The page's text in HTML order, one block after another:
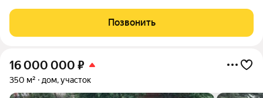
всему дому пластиковые окна. Во всех комнатах натяжные
потолки. Установлен
Позвонить
16 000 000 ₽
350 м² дом, участок